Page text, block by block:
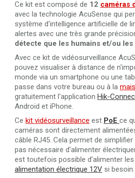
Ce kit est composé de 12 caméras
avec la technologie AcuSense qui
système d'intelligence artificielle de
alertes avec une très grande
détecte que les humains et/ou
Avec ce kit de vidéosurveillance
pouvez visualiser à distance de
monde via un smartphone ou une
passe dans votre bureau ou à la
gratuitement l'application Hik-
Android et iPhone.
Ce kit vidéosurveillance est PoE ce
caméras sont directement
câble RJ45. Cela permet de
pas nécessaire d'alimenter
est toutefois possible d'alimenter
alimentation électrique 12V si besoin.